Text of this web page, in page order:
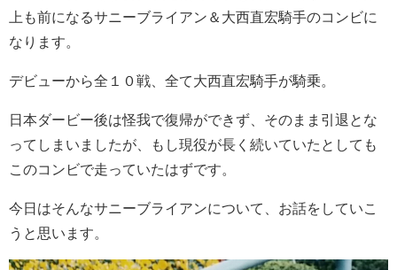
上も前になるサニーブライアン＆大西直宏騎手のコンビに
なります。
デビューから全１０戦、全て大西直宏騎手が騎乗。
日本ダービー後は怪我で復帰ができず、そのまま引退とな
ってしまいましたが、もし現役が長く続いていたとしても
このコンビで走っていたはずです。
今日はそんなサニーブライアンについて、お話をしていこ
うと思います。